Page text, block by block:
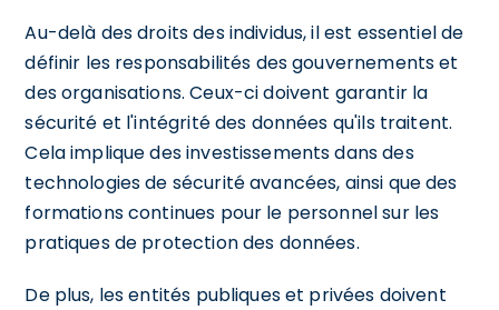
Au-delà des droits des individus, il est essentiel de
définir les responsabilités des gouvernements et
des organisations. Ceux-ci doivent garantir la
sécurité et l'intégrité des données qu'ils traitent.
Cela implique des investissements dans des
technologies de sécurité avancées, ainsi que des
formations continues pour le personnel sur les
pratiques de protection des données.
De plus, les entités publiques et privées doivent